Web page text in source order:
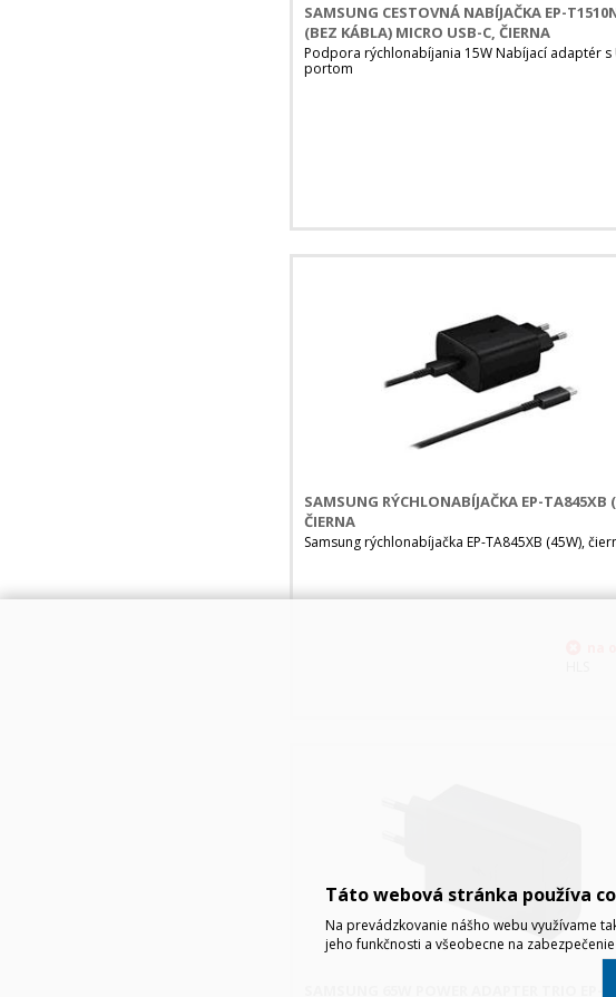
SAMSUNG CESTOVNÁ NABÍJAČKA EP-
(BEZ KÁBLA) MICRO USB-C, ČIERNA
Podpora rýchlonabíjania 15W Nabíjací adaptér s
portom
SAMSUNG RÝCHLONABÍJAČKA EP-TA845XB
ČIERNA
Samsung rýchlonabíjačka EP-TA845XB (45W),
Táto webová stránka používa
Na prevádzkovanie nášho webu využívame
jeho funkčnosti a všeobecne na